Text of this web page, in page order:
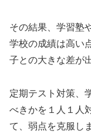
その結果、学習塾
学校の成績は高い
子との大きな差が
定期テスト対策、
べきかを１人１人
て、弱点を克服し